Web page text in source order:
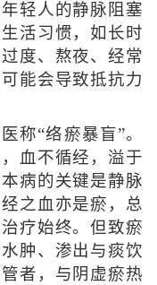
轻人的静脉阻塞
活习惯，如长时
度、熬夜、经常
能会导致抵抗力
称“络瘀暴盲”。
血不循经，溢于
病的关键是静脉
之血亦是瘀，总
疗始终。但致瘀
肿、渗出与痰饮
者，与阴虚瘀热